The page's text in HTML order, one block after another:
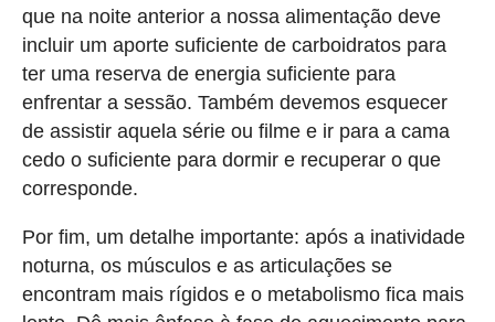
que na noite anterior a nossa alimentação deve
incluir um aporte suficiente de carboidratos para
ter uma reserva de energia suficiente para
enfrentar a sessão. Também devemos esquecer
de assistir aquela série ou filme e ir para a cama
cedo o suficiente para dormir e recuperar o que
corresponde.
Por fim, um detalhe importante: após a inatividade
noturna, os músculos e as articulações se
encontram mais rígidos e o metabolismo fica mais